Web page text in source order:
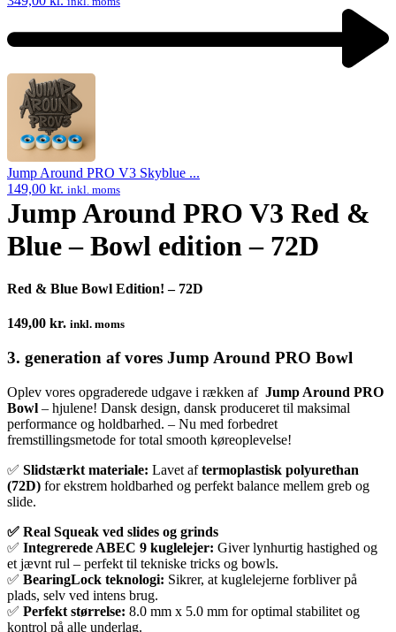
Next
product:
Jump Around PRO V3 Skyblue ...
149,00 kr. inkl. moms
Jump Around PRO V3 Red &
Blue – Bowl edition – 72D
Red & Blue Bowl Edition! – 72D
149,00 kr. inkl. moms
3. generation af vores Jump Around PRO Bowl
Oplev vores opgraderede udgave i rækken af Jump Around PRO
Bowl – hjulene! Dansk design, dansk produceret til maksimal
performance og holdbarhed. – Nu med forbedret
fremstillingsmetode for total smooth køreoplevelse!
✅ Slidstærkt materiale: Lavet aftermoplastisk polyurethan
(72D) for ekstrem holdbarhed og perfekt balance mellem greb og
slide.
✅ Real Squeak ved slides og grinds
✅ Integrerede ABEC 9 kuglelejer: Giver lynhurtig hastighed og
et jævnt rul – perfekt til tekniske tricks og bowls.
✅ BearingLock teknologi: Sikrer, at kuglelejerne forbliver på
plads, selv ved intens brug.
✅ Perfekt størrelse: 8.0 mm x 5.0 mm for optimal stabilitet og
kontrol på alle underlag.